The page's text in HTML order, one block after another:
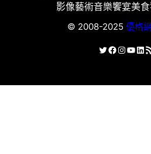
影像藝術音樂饗宴美
© 2008-2025 優格
X Facebook
RSS